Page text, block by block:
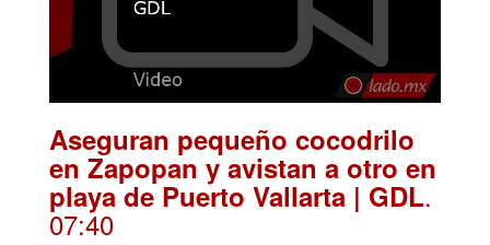
Aseguran pequeño cocodrilo
en Zapopan y avistan a otro en
playa de Puerto Vallarta | GDL.
07:40